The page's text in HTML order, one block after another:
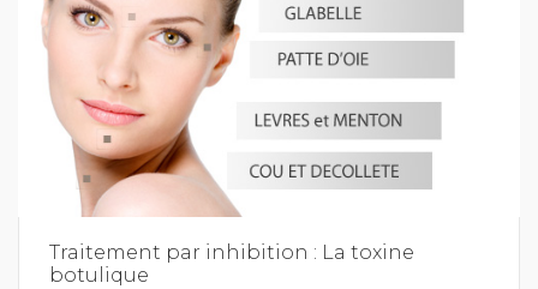
Traitement par inhibition : La toxine
botulique